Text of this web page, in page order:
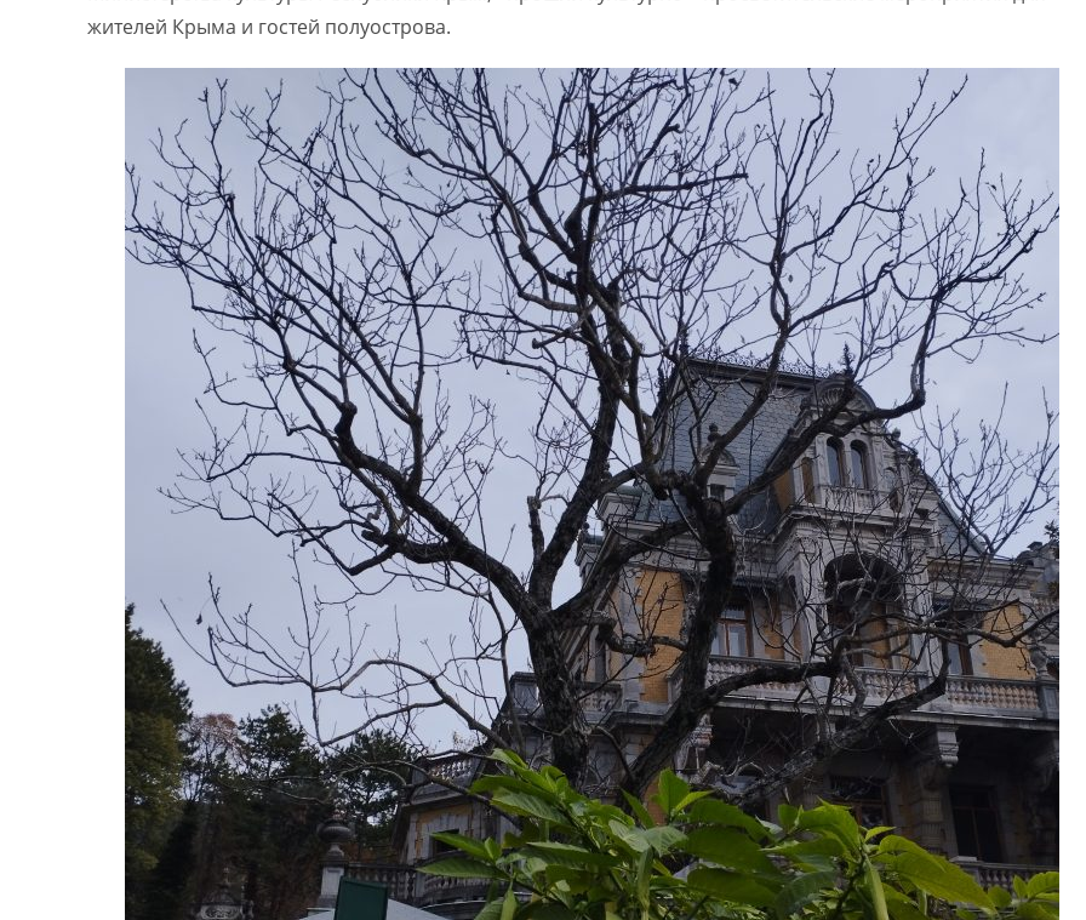
жителей Крыма и гостей полуострова.